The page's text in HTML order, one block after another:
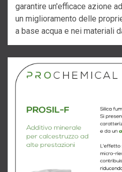
garantire un'efficace azione
un miglioramento delle
a base acqua e nei materiali